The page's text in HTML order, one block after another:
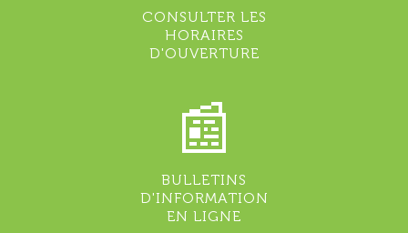
CONSULTER LES
HORAIRES
D'OUVERTURE
📰
BULLETINS
D'INFORMATION
EN LIGNE